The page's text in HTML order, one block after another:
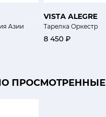
Азии
VISTA ALEGRE
Тарелка Оркестр
8 450 ₽
ПРОСМОТРЕННЫЕ